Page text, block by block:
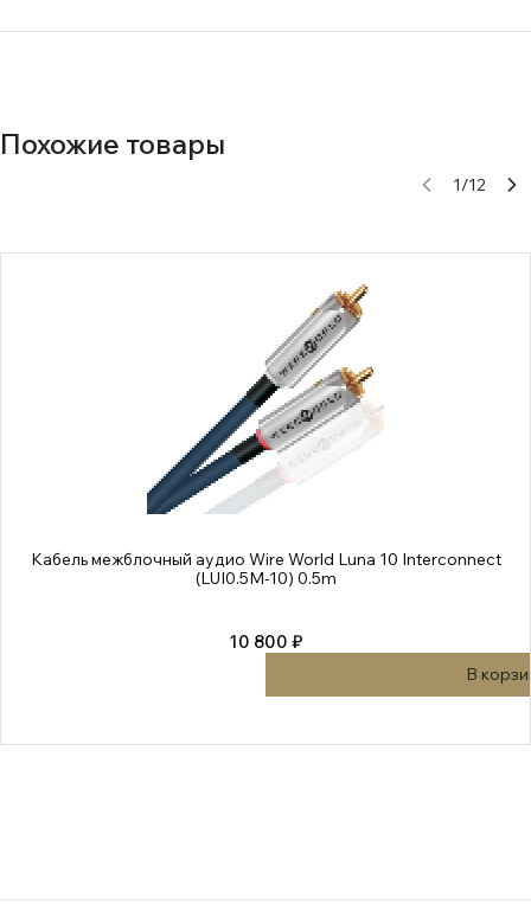
Похожие товары
1/12
Кабель межблочный аудио Wire World Luna 10 Interconnect
(LUI0.5M-10) 0.5m
10 800 ₽
В